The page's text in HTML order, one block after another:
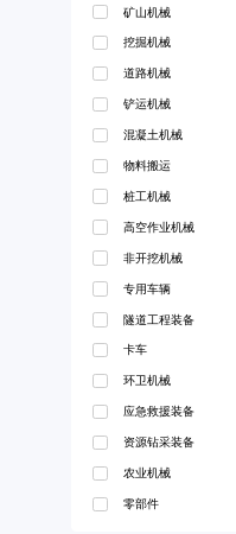
矿山机械
挖掘机械
道路机械
铲运机械
混凝土机械
物料搬运
桩工机械
高空作业机械
非开挖机械
专用车辆
隧道工程装备
卡车
环卫机械
应急救援装备
资源钻采装备
农业机械
零部件